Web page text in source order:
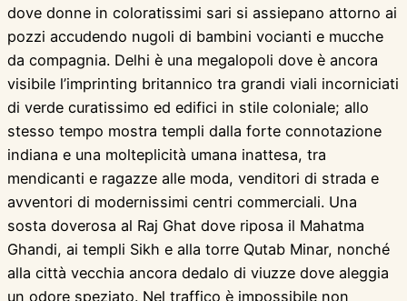
dove donne in coloratissimi sari si assiepano attorno ai
pozzi accudendo nugoli di bambini vocianti e mucche
da compagnia. Delhi è una megalopoli dove è ancora
visibile l’imprinting britannico tra grandi viali incorniciati
di verde curatissimo ed edifici in stile coloniale; allo
stesso tempo mostra templi dalla forte connotazione
indiana e una molteplicità umana inattesa, tra
mendicanti e ragazze alle moda, venditori di strada e
avventori di modernissimi centri commerciali. Una
sosta doverosa al Raj Ghat dove riposa il Mahatma
Ghandi, ai templi Sikh e alla torre Qutab Minar, nonché
alla città vecchia ancora dedalo di viuzze dove aleggia
un odore speziato. Nel traffico è impossibile non